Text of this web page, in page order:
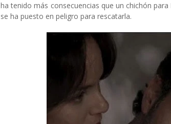
ha tenido más consecuencias que un chichón para
se ha puesto en peligro para rescatarla.